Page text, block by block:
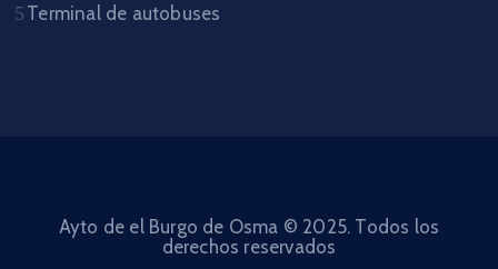
Terminal de autobuses
Ayto de el Burgo de Osma © 2025. Todos los
derechos reservados